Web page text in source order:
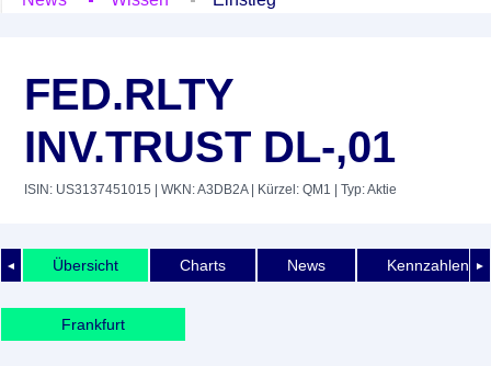
FED.RLTY
INV.TRUST DL-,01
ISIN: US3137451015 | WKN: A3DB2A| Kürzel: QM1 | Typ: Aktie
◄ ►
Übersicht Charts News Kennzahlen
Frankfurt